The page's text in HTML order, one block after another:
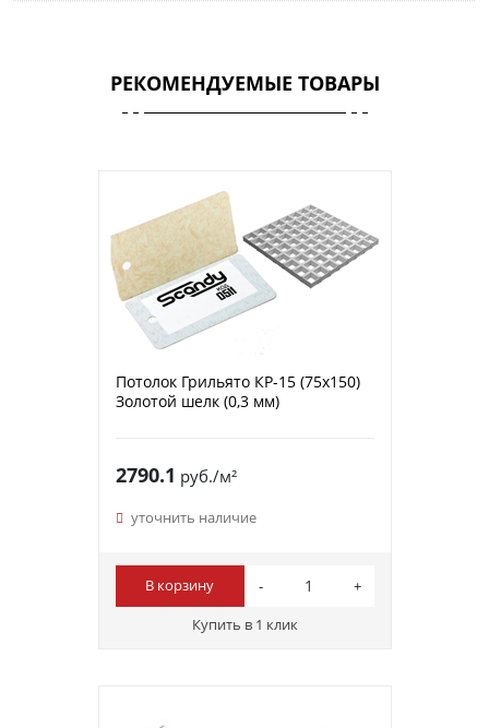
РЕКОМЕНДУЕМЫЕ ТОВАРЫ
Потолок Грильято КР-15 (75х150)
Золотой шелк (0,3 мм)
2790.1 руб./м²
уточнить наличие
В корзину
Купить в 1 клик